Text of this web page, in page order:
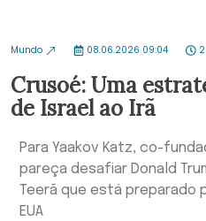
Mundo 08.06.2026 09:04
Crusoé: Uma
de Israel ao Irã
Para Yaakov Katz, co-
pareça desafiar Donald
Teerã que está preparado
EUA